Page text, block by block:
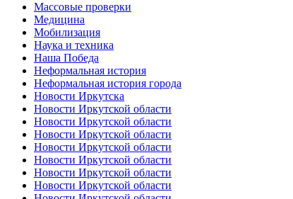
Массовые проверки
Медицина
Мобилизация
Наука и техника
Наша Победа
Неформальная история
Неформальная история города
Новости Иркутска
Новости Иркутской области
Новости Иркутской области
Новости Иркутской области
Новости Иркутской области
Новости Иркутской области
Новости Иркутской области
Новости Иркутской области